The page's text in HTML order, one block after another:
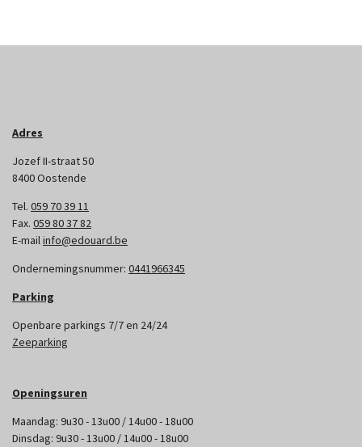
Adres
Jozef II-straat 50
8400 Oostende
Tel. 059 70 39 11
Fax. 059 80 37 82
E-mailinfo@edouard.be
Ondernemingsnummer: 0441966345
Parking
Openbare parkings 7/7 en 24/24
Zeeparking
Openingsuren
Maandag: 9u30 - 13u00 / 14u00 - 18u00
Dinsdag: 9u30 - 13u00 / 14u00 - 18u00